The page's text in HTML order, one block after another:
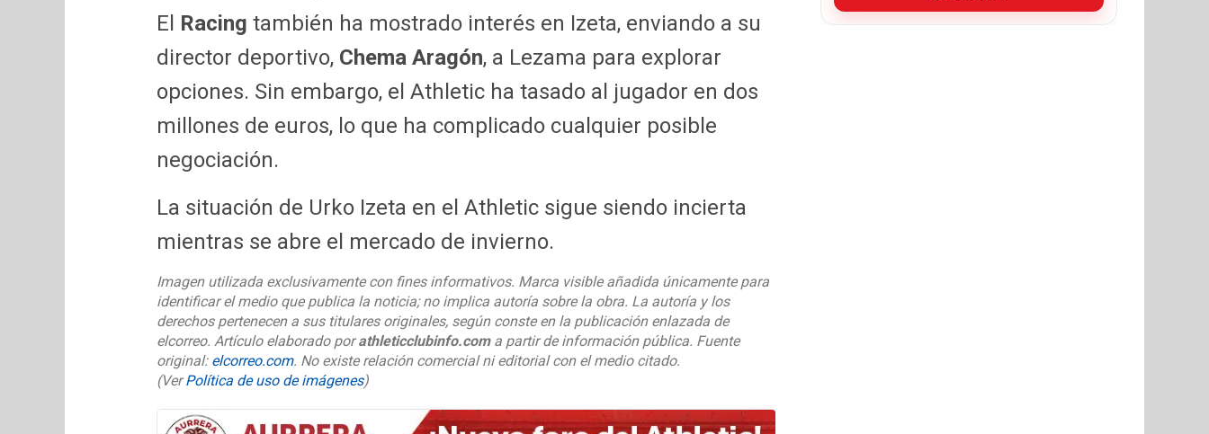
El Racing también ha mostrado interés en Izeta, enviando a su
director deportivo, Chema Aragón, a Lezama para explorar
opciones. Sin embargo, el Athletic ha tasado al jugador en dos
millones de euros, lo que ha complicado cualquier posible
negociación.
La situación de Urko Izeta en el Athletic sigue siendo incierta
mientras se abre el mercado de invierno.
Imagen utilizada exclusivamente con fines informativos. Marca visible añadida únicamente para
identificar el medio que publica la noticia; no implica autoría sobre la obra. La autoría y los
derechos pertenecen a sus titulares originales, según conste en la publicación enlazada de
elcorreo. Artículo elaborado porathleticclubinfo.coma partir de información pública. Fuente
original: elcorreo.com. No existe relación comercial ni editorial con el medio citado.
(VerPolítica de uso de imágenes)